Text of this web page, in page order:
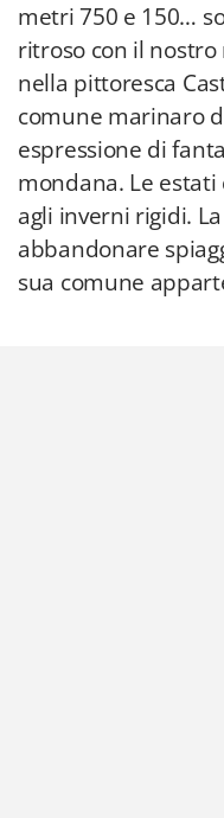
metri 750 e 150…
ritroso con il
nella pittoresca
comune marinaro
espressione di
mondana. Le estati
agli inverni rigidi.
abbandonare
sua comune